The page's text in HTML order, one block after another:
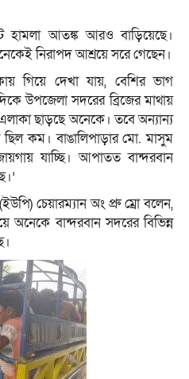
হামলা আতঙ্ক আরও বাড়িয়েছে।
নিরাপদ আশ্রয়ে সরে গেছেন।
গিয়ে দেখা যায়, বেশির ভাগ
উপজেলা সদরের ব্রিজের মাথায়
ছাড়ছে অনেকে। তবে অন্যান্য
কম। বাঙালিপাড়ার মো. মাসুম
যাচ্ছি। আপাতত বান্দরবান
চেয়ারম্যান অং প্রু ম্রো বলেন,
বান্দরবান সদরের বিভিন্ন